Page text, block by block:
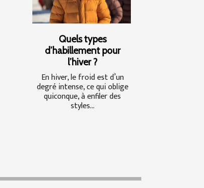
Quels types
d’habillement pour
l’hiver ?
En hiver, le froid est d’un
degré intense, ce qui oblige
quiconque, à enfiler des
styles...